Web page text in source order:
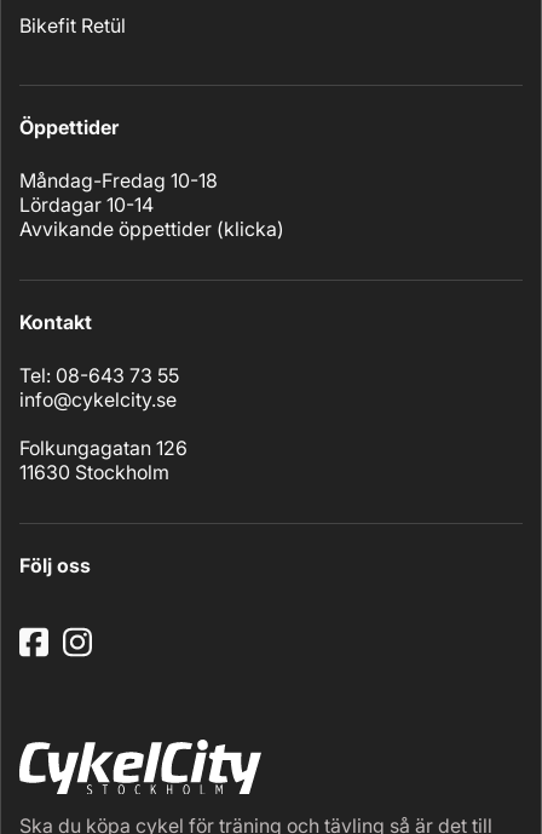
Bikefit Retül
Öppettider
Måndag-Fredag 10-18
Lördagar 10-14
Avvikande öppettider (klicka)
Kontakt
Tel: 08-643 73 55
info@cykelcity.se
Folkungagatan 126
11630 Stockholm
Följ oss
Ska du köpa cykel för träning och tävling så är det till